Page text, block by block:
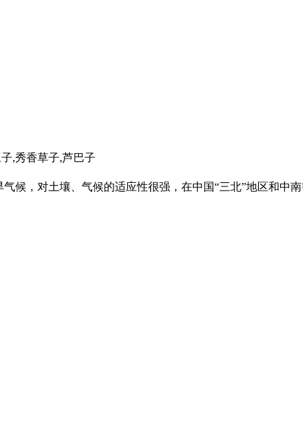
,秀香草子,芦巴子
候，对土壤、气候的适应性很强，在中国“三北”地区和中